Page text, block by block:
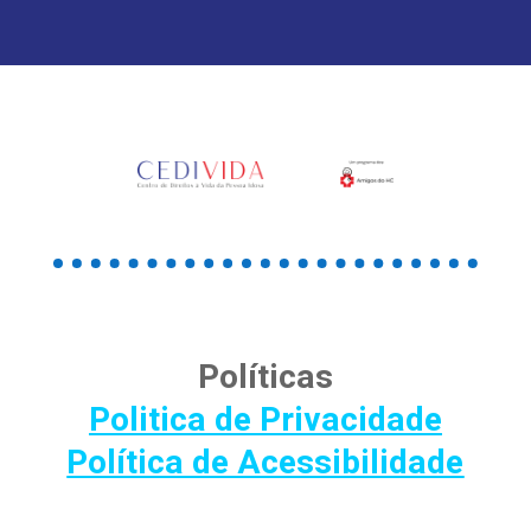
Políticas
Politica de Privacidade
Política de Acessibilidade